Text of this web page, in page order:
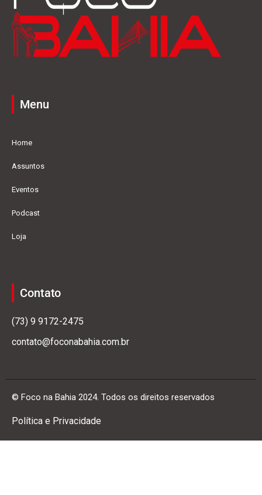
Menu
Home
Assuntos
Eventos
Podcast
Loja
Contato
(73) 9 9172-2475
contato@foconabahia.com.br
© Foco na Bahia 2024. Todos os direitos reservados
Política e Privacidade